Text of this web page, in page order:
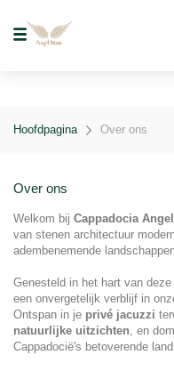
Hoofdpagina Over ons
Over ons
Welkom bij Cappadocia
van stenen architectuur
adembenemende
Genesteld in het hart van
een onvergetelijk verblijf in
Ontspan in je privé jacuzzi
natuurlijke uitzichten, en
Cappadocië's betoverende